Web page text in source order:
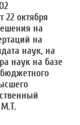
октября
на
на
наук, на
наук на базе